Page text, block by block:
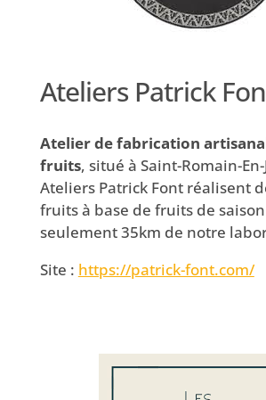
Ateliers Patrick
Atelier de fabrication
fruits, situé à Saint-Romain-En-
Ateliers Patrick Font réalisent
fruits à base de fruits de
seulement 35km de notre
Site : https://patrick-font.com/